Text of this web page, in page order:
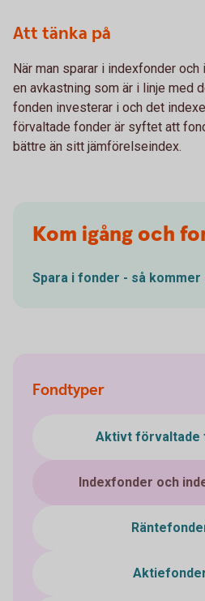
Att tänka på
När man sparar i indexfonder
en avkastning som är i linje med
fonden investerar i och det
förvaltade fonder är syftet att
bättre än sitt jämförelseindex.
Kom igång och
Spara i fonder - så kommer
Fondtyper
Aktivt förvaltade
Indexfonder och